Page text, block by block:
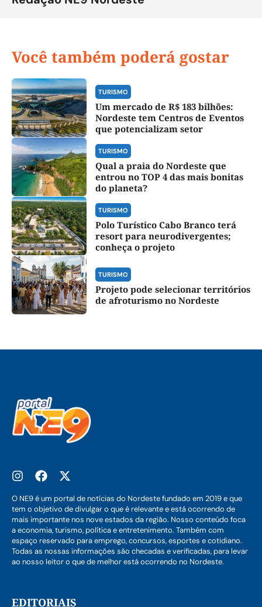
Você também poderá gostar
TURISMO
Um mercado de R$ 183 bilhões:
Nordeste tem Centros de Eventos
que potencializam setor
TURISMO
Qual a praia do Nordeste que
entrou no TOP 4 das mais bonitas
do planeta?
TURISMO
Polo Turístico Cabo Branco terá
resort para neurodivergentes;
conheça o projeto
TURISMO
Projeto pode selecionar territórios
de afroturismo no Nordeste
O NE9 é um portal de notícias do Nordeste fundado em 2019 e que
tem o objetivo de divulgar o que é relevante e está ocorrendo de
mais importante nos nove estados da região. Nosso conteúdo foca
a economia, turismo, política e entretenimento. Também com
espaço reservado para emprego, concursos, esportes e cotidiano.
Todas as nossas informações são checadas e verificadas, para levar
ao nosso leitor o que de melhor está ocorrendo no Nordeste.
EDITORIAIS